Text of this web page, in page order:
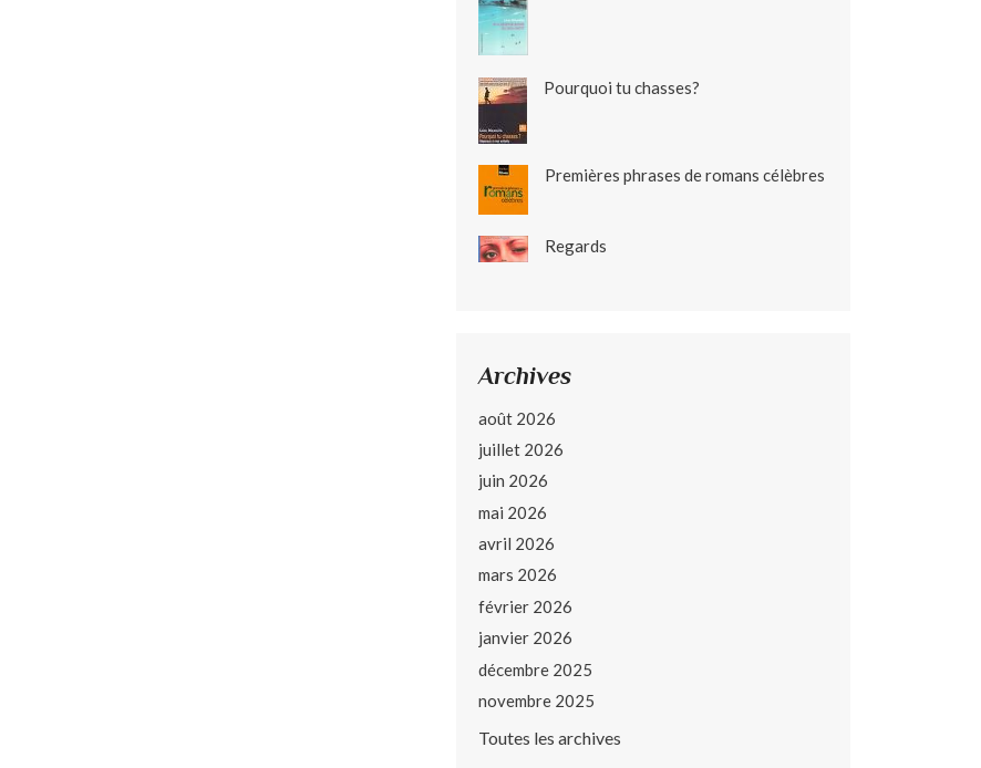
Pourquoi tu chasses?
Premières phrases de romans célèbres
Regards
Archives
août 2026
juillet 2026
juin 2026
mai 2026
avril 2026
mars 2026
février 2026
janvier 2026
décembre 2025
novembre 2025
Toutes les archives